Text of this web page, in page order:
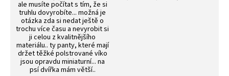
ale musíte počítat s tím, že si
truhlu dovyrobíte... možná je
otázka zda si nedat ještě o
trochu více času a nevyrobit si
ji celou z kvalitnějšího
materiálu.. ty panty, které mají
držet těžké polstrované víko
jsou opravdu miniaturní... na
psí dvířka mám větší..